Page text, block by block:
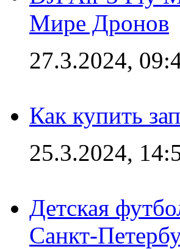
Мире Дронов
27.3.2024,
Как купить
25.3.2024,
Детская
Санкт-